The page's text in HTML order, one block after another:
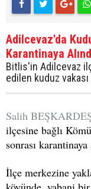
Adilcevaz'da
Karantinaya
Bitlis'in Adilcevaz
edilen kuduz vakası
Salih
ilçesine bağlı
sonrası karantinaya
İlçe merkezine